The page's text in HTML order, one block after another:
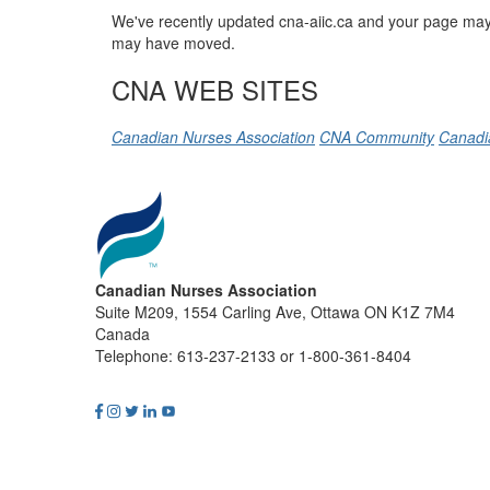
We've recently updated cna-aiic.ca and your page
may have moved.
CNA WEB SITES
Canadian Nurses Association CNA Community
Canadian Nurses Association
Suite M209, 1554 Carling Ave, Ottawa ON K1Z 7M4
Canada
Telephone: 613-237-2133 or 1-800-361-8404